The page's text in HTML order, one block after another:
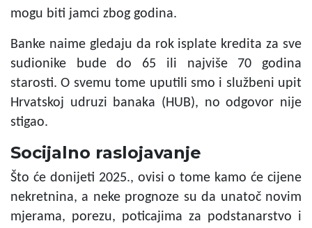
mogu biti jamci zbog godina.
Banke naime gledaju da rok isplate kredita za sve
sudionike bude do 65 ili najviše 70 godina
starosti. O svemu tome uputili smo i službeni upit
Hrvatskoj udruzi banaka (HUB), no odgovor nije
stigao.
Socijalno raslojavanje
Što će donijeti 2025., ovisi o tome kamo će cijene
nekretnina, a neke prognoze su da unatoč novim
mjerama, porezu, poticajima za podstanarstvo i